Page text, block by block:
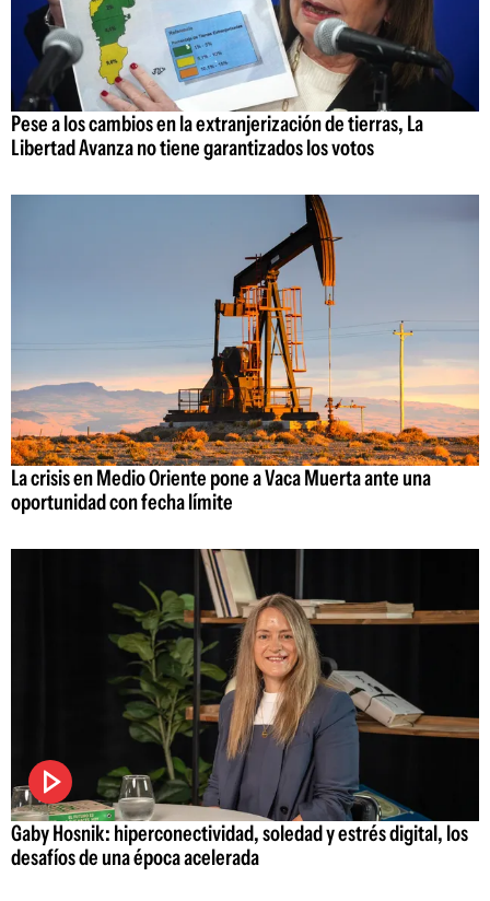
Pese a los cambios en la extranjerización de tierras, La
Libertad Avanza no tiene garantizados los votos
La crisis en Medio Oriente pone a Vaca Muerta ante una
oportunidad con fecha límite
Gaby Hosnik: hiperconectividad, soledad y estrés digital, los
desafíos de una época acelerada